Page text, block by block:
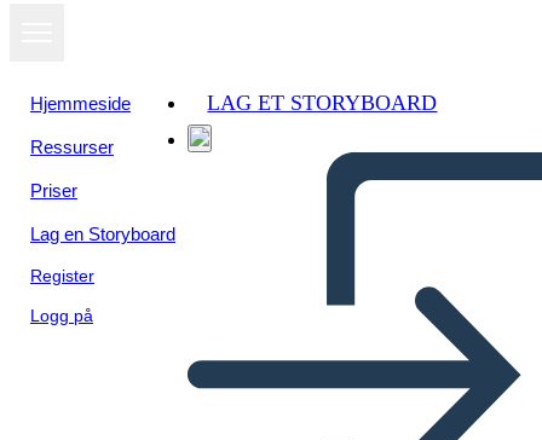
Hjemmeside
Ressurser
Priser
Lag en Storyboard
Register
Logg på
LAG ET STORYBOARD
Vis som
lysbildefremvisning